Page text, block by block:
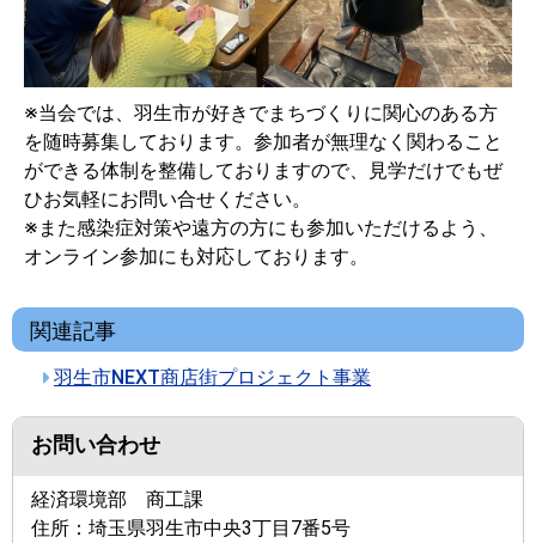
※当会では、羽生市が好きでまちづくりに関心のある方
を随時募集しております。参加者が無理なく関わること
ができる体制を整備しておりますので、見学だけでもぜ
ひお気軽にお問い合せください。
※また感染症対策や遠方の方にも参加いただけるよう、
オンライン参加にも対応しております。
関連記事
羽生市NEXT商店街プロジェクト事業
お問い合わせ
経済環境部 商工課
住所： 埼玉県羽生市中央3丁目7番5号